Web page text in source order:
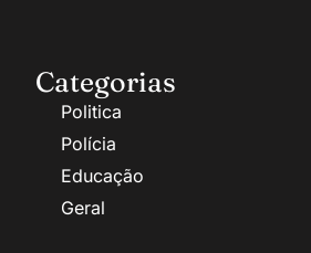
Categorias
Politica
Polícia
Educação
Geral